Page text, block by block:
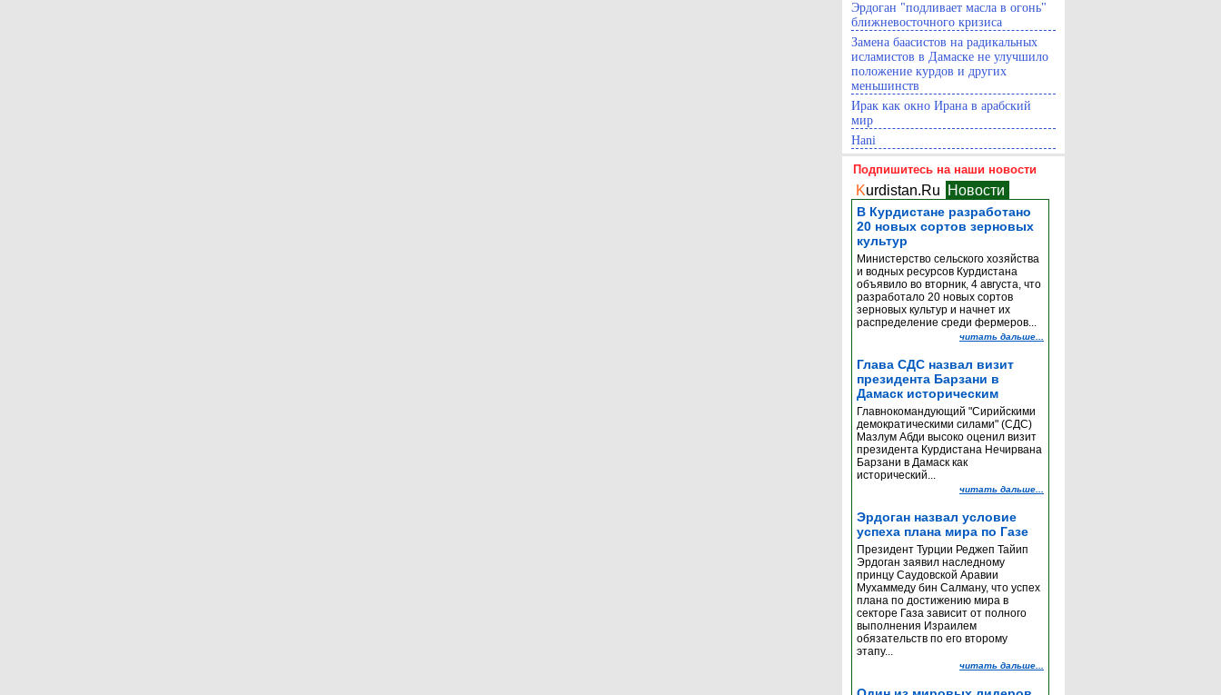
Эрдоган "подливает масла в огонь"
ближневосточного кризиса
Замена баасистов на радикальных
исламистов в Дамаске не улучшило
положение курдов и других
меньшинств
Ирак как окно Ирана в арабский
мир
Hani
Подпишитесь на наши новости
Kurdistan.Ru Новости
В Курдистане разработано
20 новых сортов зерновых
культур
Министерство сельского хозяйства
и водных ресурсов Курдистана
объявило во вторник, 4 августа, что
разработало 20 новых сортов
зерновых культур и начнет их
распределение среди фермеров...
читать дальше...
Глава СДС назвал визит
президента Барзани в
Дамаск историческим
Главнокомандующий "Сирийскими
демократическими силами" (СДС)
Мазлум Абди высоко оценил визит
президента Курдистана Нечирвана
Барзани в Дамаск как
исторический...
читать дальше...
Эрдоган назвал условие
успеха плана мира по Газе
Президент Турции Реджеп Тайип
Эрдоган заявил наследному
принцу Саудовской Аравии
Мухаммеду бин Салману, что успех
плана по достижению мира в
секторе Газа зависит от полного
выполнения Израилем
обязательств по его второму
этапу...
читать дальше...